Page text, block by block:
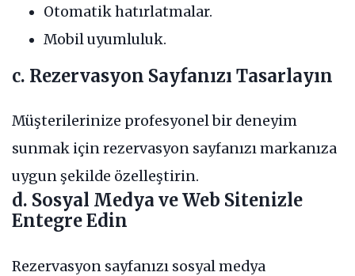
Otomatik hatırlatmalar.
Mobil uyumluluk.
c. Rezervasyon Sayfanızı Tasarlayın
Müşterilerinize profesyonel bir deneyim
sunmak için rezervasyon sayfanızı markanıza
uygun şekilde özelleştirin.
d. Sosyal Medya ve Web Sitenizle
Entegre Edin
Rezervasyon sayfanızı sosyal medya